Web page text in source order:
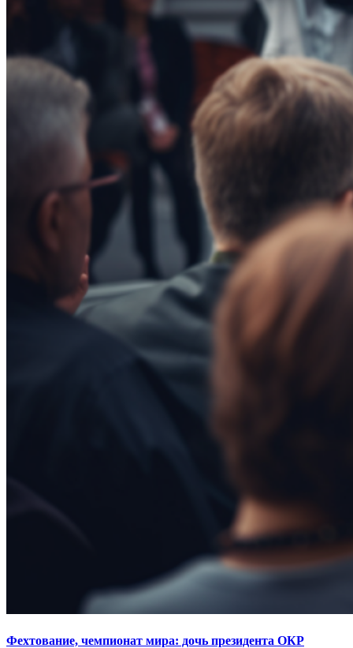
Фехтование, чемпионат мира: дочь президента ОКР